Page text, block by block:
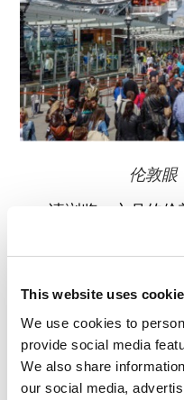
This website uses
We use cookies to
provide social media
We also share
our social media,
伦敦眼
请浏览：六月的